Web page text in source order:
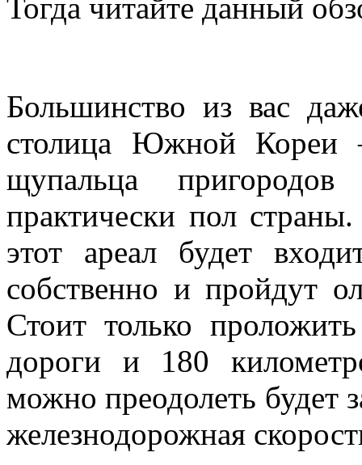
Тогда читайте данный
Большинство из вас
столица Южной Кореи
щупальца
практически пол
этот ареал будет
собственно и пройдут
Стоит только
дороги и 180
можно преодолеть будет
железнодорожная